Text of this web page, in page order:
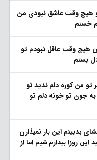
هیچ وقت عاشق نبودی من
خستم
هیچ وقت عاقل نبودم تو
بستم
تو من کوره دلم ندید تو
جون تو خونه دلم تو
بدبینم این بار نمیذارن
این روزا بیدارم شبم اما از